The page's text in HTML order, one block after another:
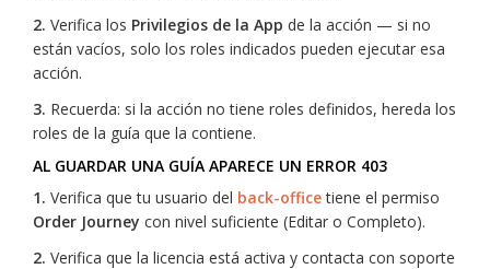
2. Verifica los Privilegios de la App de la acción — si no
están vacíos, solo los roles indicados pueden ejecutar esa
acción.
3. Recuerda: si la acción no tiene roles definidos, hereda los
roles de la guía que la contiene.
AL GUARDAR UNA GUÍA APARECE UN ERROR 403
1. Verifica que tu usuario del back-officetiene el permiso
Order Journey con nivel suficiente (Editar o Completo).
2. Verifica que la licencia está activa y contacta con soporte